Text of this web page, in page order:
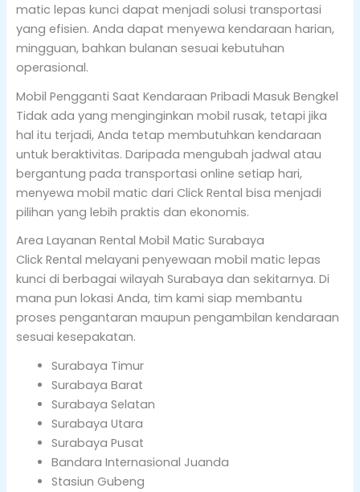
matic lepas kunci dapat menjadi solusi transportasi
yang efisien. Anda dapat menyewa kendaraan harian,
mingguan, bahkan bulanan sesuai kebutuhan
operasional.
Mobil Pengganti Saat Kendaraan Pribadi Masuk Bengkel
Tidak ada yang menginginkan mobil rusak, tetapi jika
hal itu terjadi, Anda tetap membutuhkan kendaraan
untuk beraktivitas. Daripada mengubah jadwal atau
bergantung pada transportasi online setiap hari,
menyewa mobil matic dari Click Rental bisa menjadi
pilihan yang lebih praktis dan ekonomis.
Area Layanan Rental Mobil Matic Surabaya
Click Rental melayani penyewaan mobil matic lepas
kunci di berbagai wilayah Surabaya dan sekitarnya. Di
mana pun lokasi Anda, tim kami siap membantu
proses pengantaran maupun pengambilan kendaraan
sesuai kesepakatan.
Surabaya Timur
Surabaya Barat
Surabaya Selatan
Surabaya Utara
Surabaya Pusat
Bandara Internasional Juanda
Stasiun Gubeng